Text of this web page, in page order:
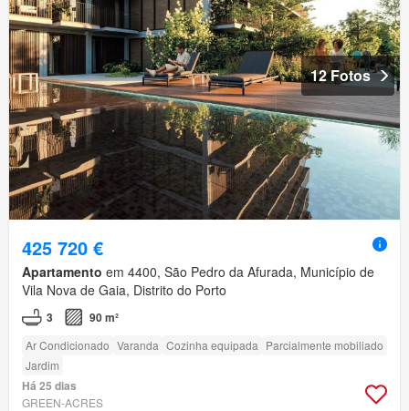
12 Fotos
425 720 €
Apartamento em 4400, São Pedro da Afurada, Município de
Vila Nova de Gaia, Distrito do Porto
3 90 m²
Ar Condicionado Varanda Cozinha equipada Parcialmente mobiliado
Jardim
Há 25 dias
GREEN-ACRES